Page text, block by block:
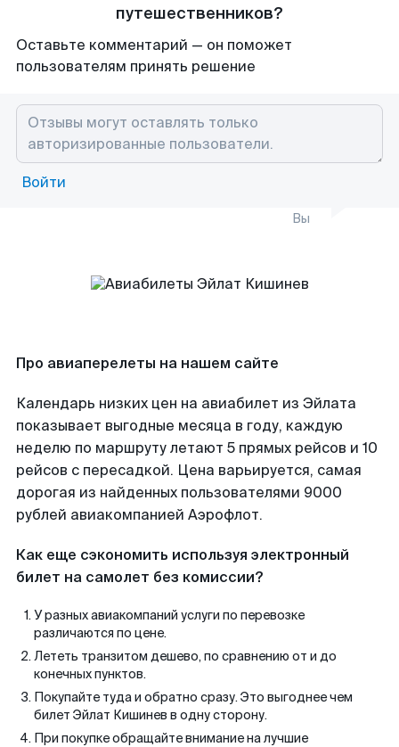
путешественников?
Оставьте комментарий — он поможет
пользователям принять решение
Войти
Вы
Про авиаперелеты на нашем сайте
Календарь низких цен на авиабилет из Эйлата
показывает выгодные месяца в году, каждую
неделю по маршруту летают 5 прямых рейсов и 10
рейсов с пересадкой. Цена варьируется, самая
дорогая из найденных пользователями 9000
рублей авиакомпанией Аэрофлот.
Как еще сэкономить используя электронный
билет на самолет без комиссии?
У разных авиакомпаний услуги по перевозке
различаются по цене.
Лететь транзитом дешево, по сравнению от и до
конечных пунктов.
Покупайте туда и обратно сразу. Это выгоднее чем
билет Эйлат Кишинев в одну сторону.
При покупке обращайте внимание на лучшие